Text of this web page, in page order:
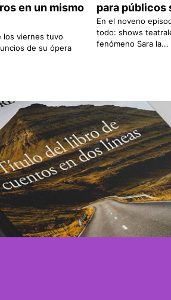
en un mismo
los viernes tuvo
de su ópera
para públicos
En el noveno
todo: shows
fenómeno Sara la...